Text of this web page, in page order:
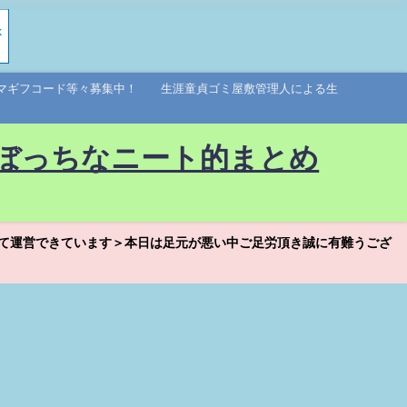
ギフコード等々募集中！ 生涯童貞ゴミ屋敷管理人による生
ちなニート的まとめ
営できています＞本日は足元が悪い中ご足労頂き誠に有難うござ